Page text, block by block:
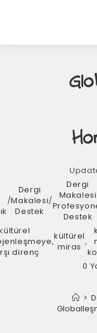
/
Dergi
Makalesi
Destek
/
Dergi
Makalesi
Destek
direnç
,kültürel
miras ,
0
>